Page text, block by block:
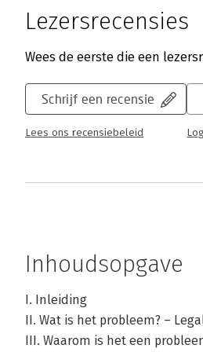
Lezersrecensies
Wees de eerste die een
Schrijf een recensie
Lees ons recensiebeleid
Inhoudsopgave
I. Inleiding
II. Wat is het probleem? –
III. Waarom is het een